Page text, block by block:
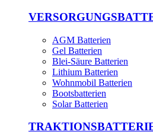
AGM Batterien
Gel Batterien
Blei-Säure Batterien
Lithium Batterien
Wohnmobil Batterien
Bootsbatterien
Solar Batterien